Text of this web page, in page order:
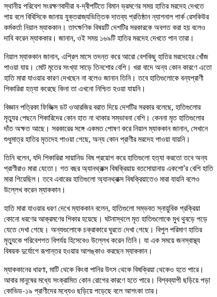
স্থানীয় পরিবেশ সংরক্ষণবাদীরা ব-দ্বীপটিতে বিমান ভ্রমণের সময় হাতির মরদেহ দেখতে
পায় বলে বিবিসিকে জানায় যুক্তরাজ্যভিত্তিক দাতব্য প্রতিষ্ঠান ন্যাশনাল পার্ক রেসকিউর
কর্মকর্তা নিয়াল ম্যাককান। তাৎক্ষণিক বিষয়টি দেশটির সরকারকে অবগত করা হয় বলেও
দাবি করেন ম্যাককার। জানান, ওই সময় ১৬৯টি হাতির মরদেহ দেখতে পান তারা।
নিয়াল ম্যাককান জানান, এপ্রিল মাসে তদন্ত করে আরো বেশকিছু হাতির মরদেহের খোঁজ
পাওয়া যায়। মোট মৃতের সংখ্যা সাড়ে তিনশোর বেশি। খরা বাদে অন্য কোন কারণে এতো
হাতি মারা যাওয়ার কারণ দেখছেন না বলেও জানান তিনি। তবে হাতিগুলোকে বন্যপ্রাণী
শিকারিরা হত্যা করেছে কিনা তা এখনো নিশ্চিত হওয়া যায়নি।
বিজ্ঞান পত্রিকা ফিজিক্স ডট ওআরজির বরাত দিয়ে দেশটির সরকার বলেছে, হাতিগুলোর
মৃত্যুর পেছনে শিকারিদের কোন হাত না থাকার সম্ভাবনা বেশি। কেননা মৃত হাতিগুলোর
দাঁত অক্ষত আছে। সরকারের সঙ্গে একমত পোষণ করে নিয়াল ম্যাককান জানান, সেখানে
শুধুমাত্র হাতির মৃতদেহ পাওয়া গেছে, অন্য কোন প্রাণীর মরদেহ পাওয়া যায়নি।
তিনি বলেন, যদি শিকারিরা সায়ানিড বিষ প্রয়োগ করে হাতিগুলো হত্যা করতো তবে অন্য
প্রাণীরাও মারা যেতো। গত বছর অ্যানথ্রাক্স বিষক্রিয়ায় বতসোয়ানায় একশো’র বেশি হাতি
মারা গিয়েছিল। তবে এবারের হাতিগুলো অ্যানথ্রাক্স বিষক্রিয়াতেও মারা যায়নি বলেও
উল্লেখ করেন ম্যাককান।
হাতি মারা যাওয়ার ধরণ দেখে ম্যাককান বলেন, হাতিগুলো সম্ভবত স্নায়ুবিক প্রক্রিয়া
কোনো ধরণের আক্রমণের শিকার হয়েছে। ঘটনাস্থলে মৃত হাতিগুলোকে মুখ থুবড়ে পড়ে
যেতে দেখা গেছে। অন্যগুলোকে চক্রাকারে ঘুরতে দেখা গেছে। বিপুল পরিমাণ হাতির
মৃত্যুকে পরিবেশগত বিপর্যয় হিসেবেও উল্লেখ করেন তিনি। যা এক সময়ে জনস্বাস্থ্য
বিষয়ক দুর্যোগে রূপান্তর হওয়ার আশঙ্কাও করছেন ম্যাককান।
ম্যাককানের ধারণা, মাটি থেকে কিংবা পানির উৎস থেকে বিষক্রিয়া থেকেও হতে পারে।
আবার মানুষের মধ্যে সংক্রামিত কোন রোগের কারণে হতে পারে। বিশ্বব্যাপী ছড়িয়ে পড়া
কোভিড-১৯ প্রাণীদের মধ্যেও ছড়িয়ে পড়েছে বলে আশংকা তার।